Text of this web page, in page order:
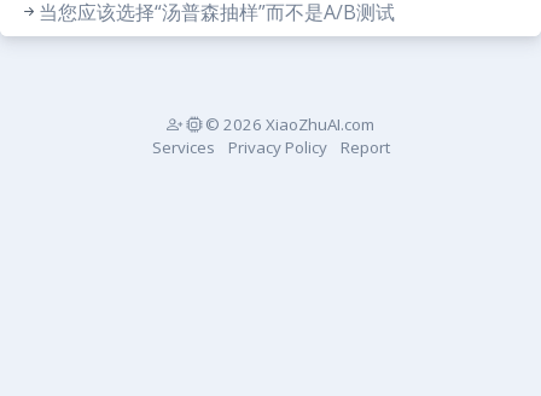
当您应该选择“汤普森抽样”而不是A/B测试
© 2026 XiaoZhuAI.com
Services
Privacy Policy Report